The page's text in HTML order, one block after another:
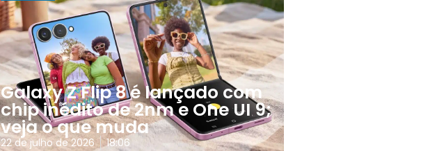
Galaxy Z Flip 8 é lançado com
chip inédito de 2nm e One UI 9;
veja o que muda
22 de julho de 2026 18:06